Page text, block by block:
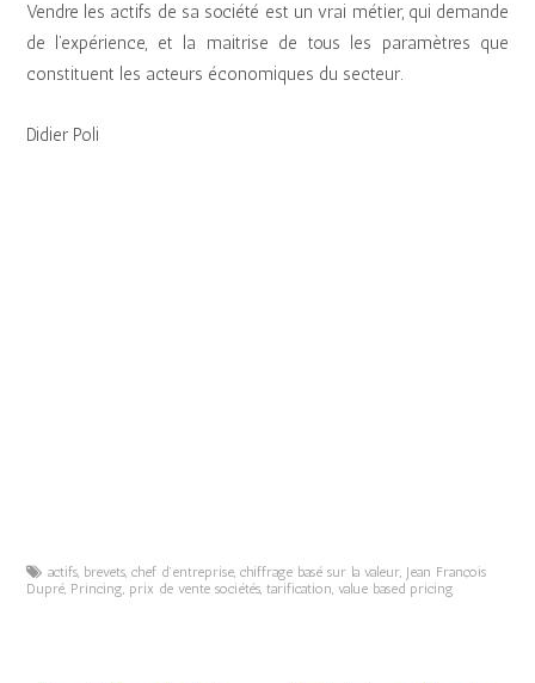
Vendre les actifs de sa société est un vrai métier, qui demande
de l’expérience, et la maitrise de tous les paramètres que
constituent les acteurs économiques du secteur.
Didier Poli
actifs, brevets, chef d’entreprise, chiffrage basé sur la valeur, Jean François
Dupré, Princing, prix de vente sociétés, tarification, value based pricing